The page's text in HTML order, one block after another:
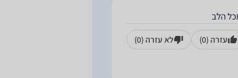
הלב
עזרה(0) לא עזרה(0)